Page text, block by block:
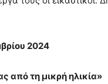
2024
από τη μικρή ηλικία»